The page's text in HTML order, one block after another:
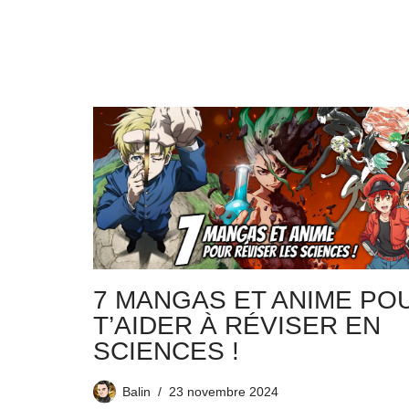
7 MANGAS ET ANIME
T’AIDER À RÉVISER EN
SCIENCES !
Balin 23 novembre 2024